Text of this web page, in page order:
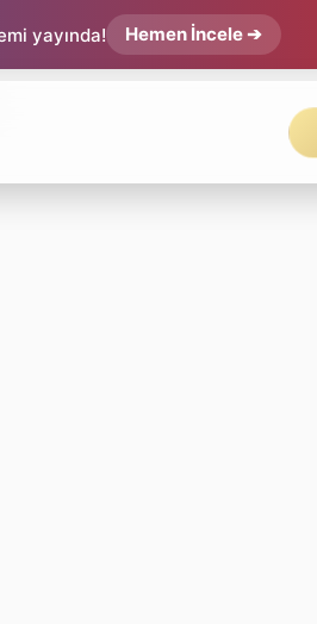
yayında! Hemen İncele ➔